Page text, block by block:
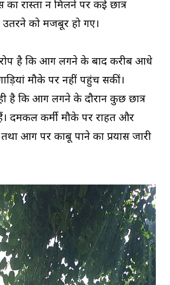
का रास्ता न मिलने पर कई छात्र
को मजबूर हो गए।
है कि आग लगने के बाद करीब आधे
मौके पर नहीं पहुंच सकीं।
है कि आग लगने के दौरान कुछ छात्र
दमकल कर्मी मौके पर राहत और
आग पर काबू पाने का प्रयास जारी